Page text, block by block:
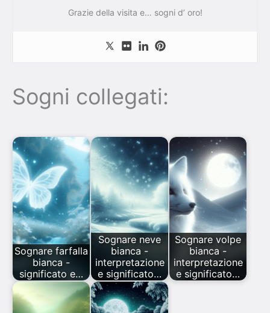
Grazie della visita e… sogni d’ oro!
Sogni collegati:
Sognare farfalla
bianca -
significato e…
Sognare neve
bianca -
interpretazione
e significato…
Sognare volpe
bianca -
interpretazione
e significato…